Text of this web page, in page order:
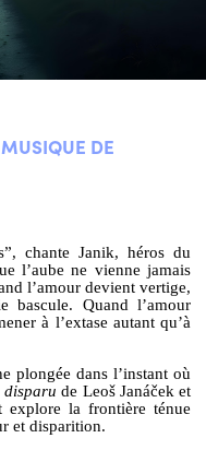
DE
chante Janik, héros du
l’aube ne vienne jamais
l’amour devient vertige,
Quand l’amour
à l’extase autant qu’à
plongée dans l’instant où
disparude Leoš Janáček et
explore la frontière ténue
et disparition.